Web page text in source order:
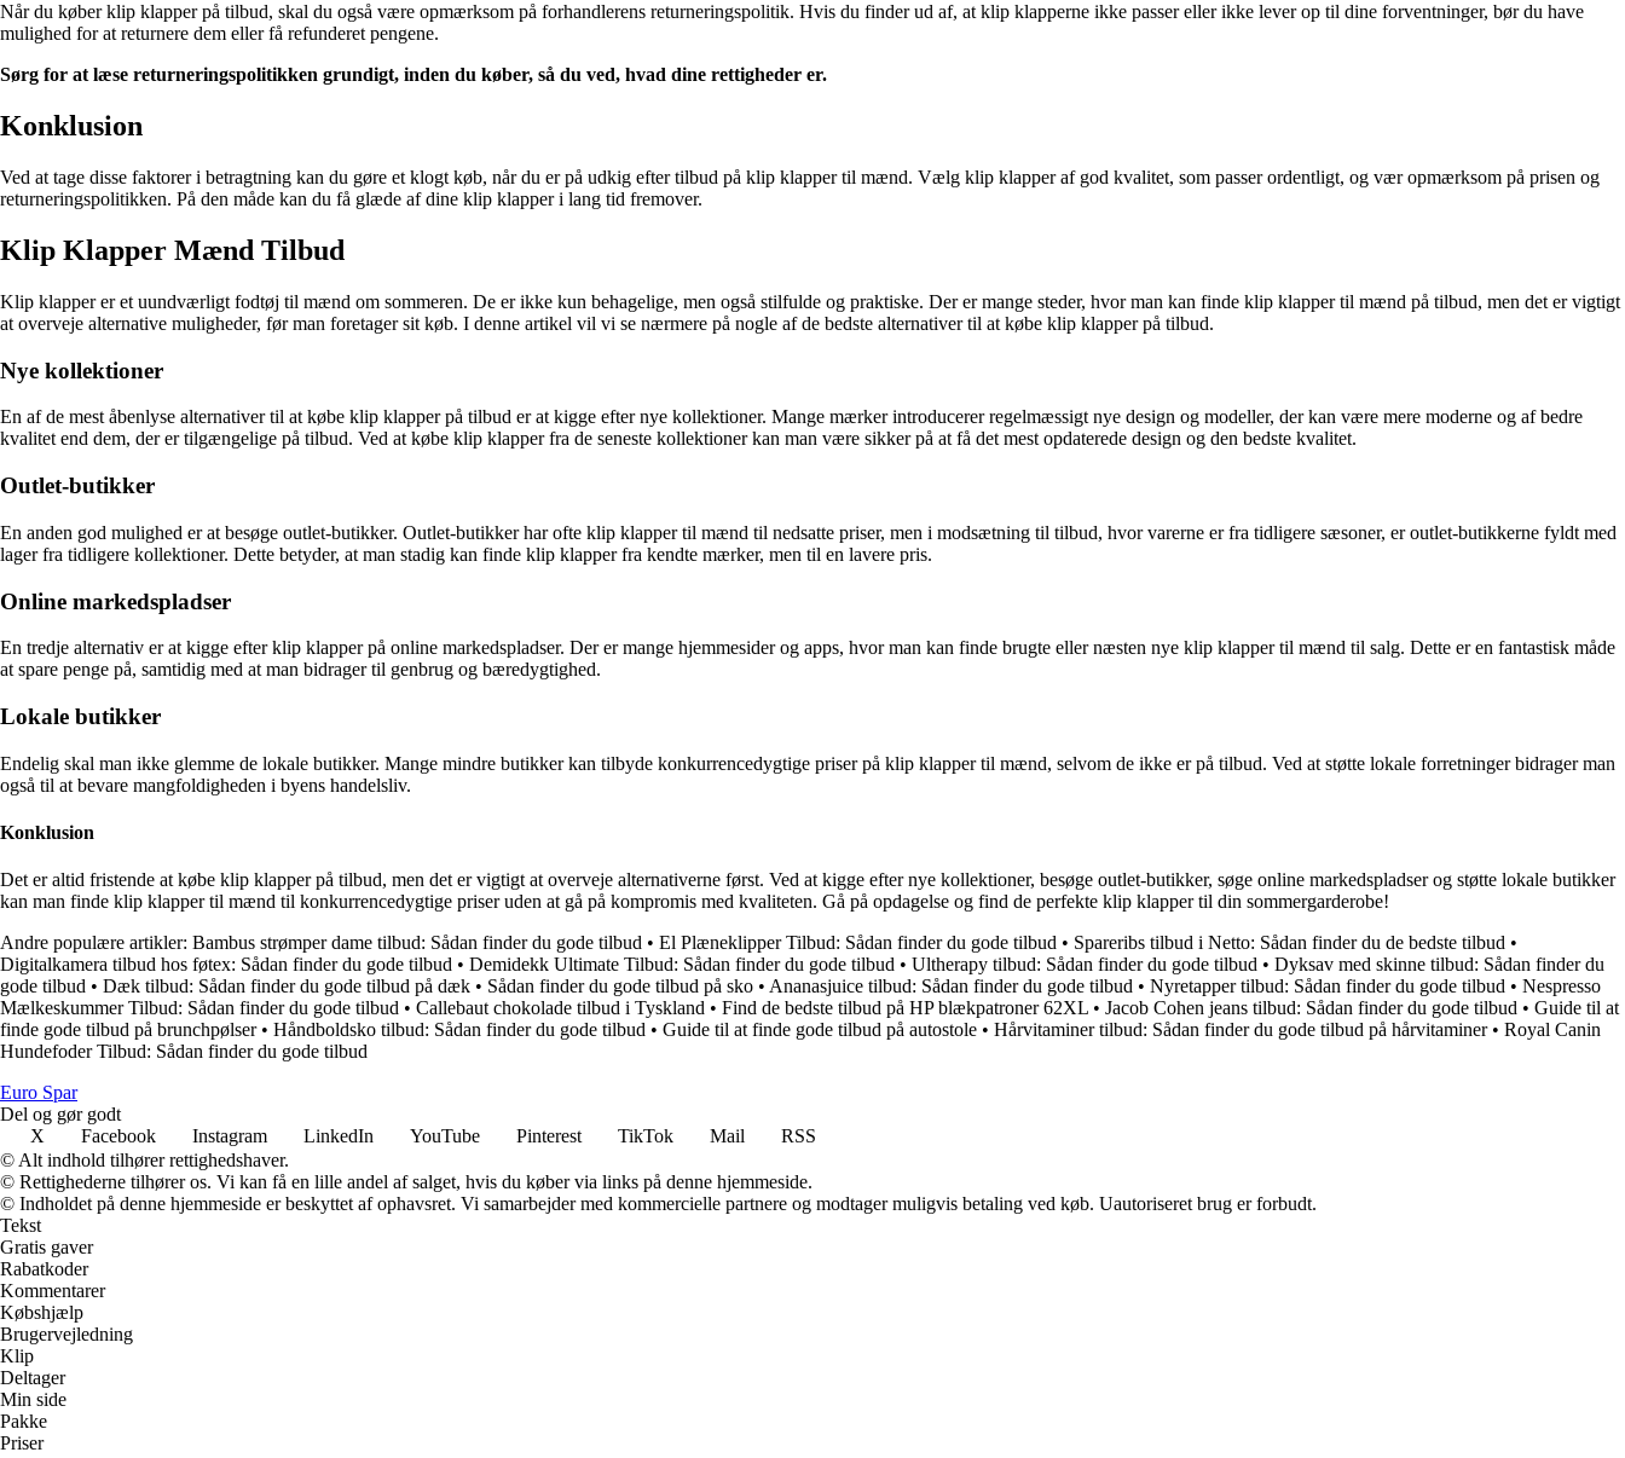
Når du køber klip klapper på tilbud, skal du også være opmærksom på forhandlerens returneringspolitik. Hvis du finder ud af, at klip klapperne ikke passer eller ikke lever op til dine forventninger, bør du have
mulighed for at returnere dem eller få refunderet pengene.
Sørg for at læse returneringspolitikken grundigt, inden du køber, så du ved, hvad dine rettigheder er.
Konklusion
Ved at tage disse faktorer i betragtning kan du gøre et klogt køb, når du er på udkig efter tilbud på klip klapper til mænd. Vælg klip klapper af god kvalitet, som passer ordentligt, og vær opmærksom på prisen og
returneringspolitikken. På den måde kan du få glæde af dine klip klapper i lang tid fremover.
Klip Klapper Mænd Tilbud
Klip klapper er et uundværligt fodtøj til mænd om sommeren. De er ikke kun behagelige, men også stilfulde og praktiske. Der er mange steder, hvor man kan finde klip klapper til mænd på tilbud, men det er vigtigt
at overveje alternative muligheder, før man foretager sit køb. I denne artikel vil vi se nærmere på nogle af de bedste alternativer til at købe klip klapper på tilbud.
Nye kollektioner
En af de mest åbenlyse alternativer til at købe klip klapper på tilbud er at kigge efter nye kollektioner. Mange mærker introducerer regelmæssigt nye design og modeller, der kan være mere moderne og af bedre
kvalitet end dem, der er tilgængelige på tilbud. Ved at købe klip klapper fra de seneste kollektioner kan man være sikker på at få det mest opdaterede design og den bedste kvalitet.
Outlet-butikker
En anden god mulighed er at besøge outlet-butikker. Outlet-butikker har ofte klip klapper til mænd til nedsatte priser, men i modsætning til tilbud, hvor varerne er fra tidligere sæsoner, er outlet-butikkerne fyldt med
lager fra tidligere kollektioner. Dette betyder, at man stadig kan finde klip klapper fra kendte mærker, men til en lavere pris.
Online markedspladser
En tredje alternativ er at kigge efter klip klapper på online markedspladser. Der er mange hjemmesider og apps, hvor man kan finde brugte eller næsten nye klip klapper til mænd til salg. Dette er en fantastisk måde
at spare penge på, samtidig med at man bidrager til genbrug og bæredygtighed.
Lokale butikker
Endelig skal man ikke glemme de lokale butikker. Mange mindre butikker kan tilbyde konkurrencedygtige priser på klip klapper til mænd, selvom de ikke er på tilbud. Ved at støtte lokale forretninger bidrager man
også til at bevare mangfoldigheden i byens handelsliv.
Konklusion
Det er altid fristende at købe klip klapper på tilbud, men det er vigtigt at overveje alternativerne først. Ved at kigge efter nye kollektioner, besøge outlet-butikker, søge online markedspladser og støtte lokale butikker
kan man finde klip klapper til mænd til konkurrencedygtige priser uden at gå på kompromis med kvaliteten. Gå på opdagelse og find de perfekte klip klapper til din sommergarderobe!
Andre populære artikler: Bambus strømper dame tilbud: Sådan finder du gode tilbud • El Plæneklipper Tilbud: Sådan finder du gode tilbud • Spareribs tilbud i Netto: Sådan finder du de bedste tilbud •
Digitalkamera tilbud hos føtex: Sådan finder du gode tilbud • Demidekk Ultimate Tilbud: Sådan finder du gode tilbud • Ultherapy tilbud: Sådan finder du gode tilbud • Dyksav med skinne tilbud: Sådan finder du
gode tilbud • Dæk tilbud: Sådan finder du gode tilbud på dæk • Sådan finder du gode tilbud på sko • Ananasjuice tilbud: Sådan finder du gode tilbud • Nyretapper tilbud: Sådan finder du gode tilbud • Nespresso
Mælkeskummer Tilbud: Sådan finder du gode tilbud • Callebaut chokolade tilbud i Tyskland • Find de bedste tilbud på HP blækpatroner 62XL • Jacob Cohen jeans tilbud: Sådan finder du gode tilbud • Guide til at
finde gode tilbud på brunchpølser• Håndboldsko tilbud: Sådan finder du gode tilbud • Guide til at finde gode tilbud på autostole • Hårvitaminer tilbud: Sådan finder du gode tilbud på hårvitaminer• Royal Canin
Hundefoder Tilbud: Sådan finder du gode tilbud
Euro Spar
Del og gør godt
X
Facebook Instagram LinkedIn YouTube Pinterest TikTok Mail
RSS
© Alt indhold tilhører rettighedshaver.
© Rettighederne tilhører os. Vi kan få en lille andel af salget, hvis du køber via links på denne hjemmeside.
© Indholdet på denne hjemmeside er beskyttet af ophavsret. Vi samarbejder med kommercielle partnere og modtager muligvis betaling ved køb. Uautoriseret brug er forbudt.
Tekst
Gratis gaver
Rabatkoder
Kommentarer
Købshjælp
Brugervejledning
Klip
Deltager
Min side
Pakke
Priser